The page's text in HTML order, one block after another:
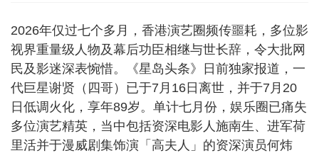
2026年仅过七个多月，香港演艺圈频传噩耗，多位影
视界重量级人物及幕后功臣相继与世长辞，令大批网
民及影迷深表惋惜。《星岛头条》日前独家报道，一
代巨星谢贤（四哥）已于7月16日离世，并于7月20
日低调火化，享年89岁。单计七月份，娱乐圈已痛失
多位演艺精英，当中包括资深电影人施南生、进军荷
里活并于漫威剧集饰演「高夫人」的资深演员何炜